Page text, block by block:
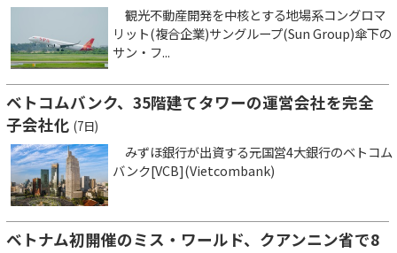
観光不動産開発を中核とする地場系コングロマ
リット(複合企業)サングループ(Sun Group)傘下の
サン・フ...
ベトコムバンク、35階建てタワーの運営会社を完全
子会社化 (7日)
みずほ銀行が出資する元国営4大銀行のベトコム
バンク[VCB](Vietcombank)
ベトナム初開催のミス・ワールド、クアンニン省で8